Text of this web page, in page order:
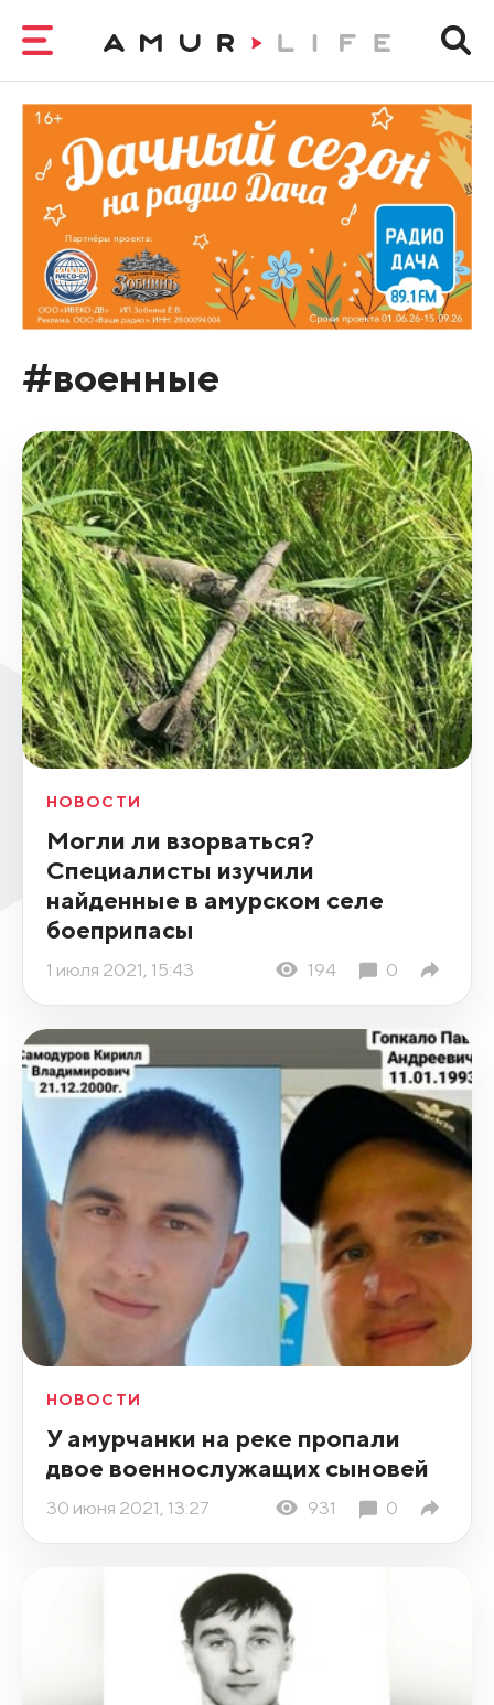
#военные
НОВОСТИ
Могли ли взорваться?
Специалисты изучили
найденные в амурском селе
боеприпасы
1 июля 2021, 15:43 194 0
НОВОСТИ
У амурчанки на реке пропали
двое военнослужащих сыновей
30 июня 2021, 13:27 931 0